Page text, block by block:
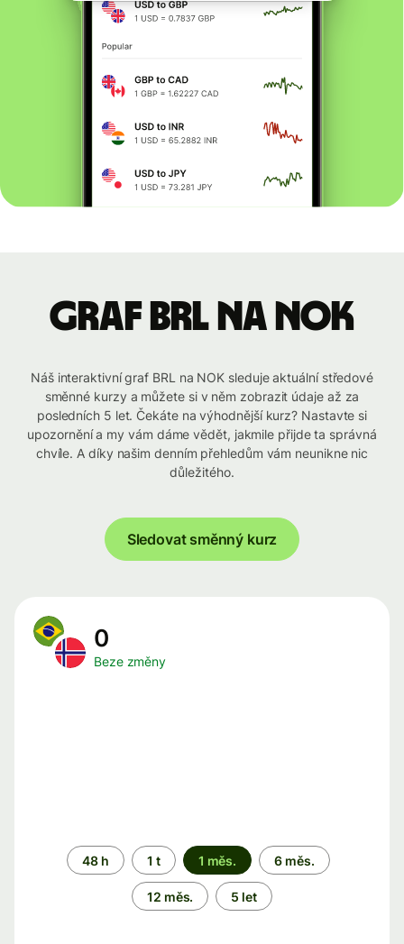
graf BRL na NOK
Náš interaktivní graf BRL na NOK sleduje aktuální středové
směnné kurzy a můžete si v něm zobrazit údaje až za
posledních 5 let. Čekáte na výhodnější kurz? Nastavte si
upozornění a my vám dáme vědět, jakmile přijde ta správná
chvíle. A díky našim denním přehledům vám neunikne nic
důležitého.
Sledovat směnný kurz
0
Beze změny
Časové
období
48 h 1 t 1 měs. 6 měs.
12 měs. 5 let